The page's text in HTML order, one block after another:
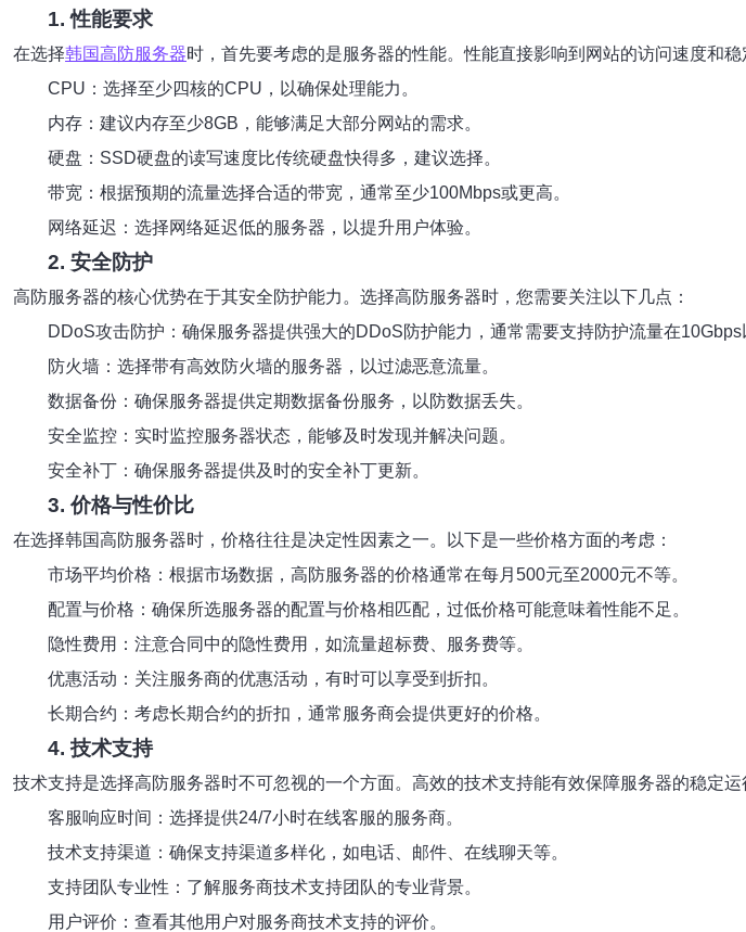
1. 性能要求
在选择韩国高防服务器时，首先要考虑的是服务器的性能。性能直接影响到网站的访问速度和稳
CPU：选择至少四核的CPU，以确保处理能力。
内存：建议内存至少8GB，能够满足大部分网站的需求。
硬盘：SSD硬盘的读写速度比传统硬盘快得多，建议选择。
带宽：根据预期的流量选择合适的带宽，通常至少100Mbps或更高。
网络延迟：选择网络延迟低的服务器，以提升用户体验。
2. 安全防护
高防服务器的核心优势在于其安全防护能力。选择高防服务器时，您需要关注以下几点：
DDoS攻击防护：确保服务器提供强大的DDoS防护能力，通常需要支持防护流量在10Gbps
防火墙：选择带有高效防火墙的服务器，以过滤恶意流量。
数据备份：确保服务器提供定期数据备份服务，以防数据丢失。
安全监控：实时监控服务器状态，能够及时发现并解决问题。
安全补丁：确保服务器提供及时的安全补丁更新。
3. 价格与性价比
在选择韩国高防服务器时，价格往往是决定性因素之一。以下是一些价格方面的考虑：
市场平均价格：根据市场数据，高防服务器的价格通常在每月500元至2000元不等。
配置与价格：确保所选服务器的配置与价格相匹配，过低价格可能意味着性能不足。
隐性费用：注意合同中的隐性费用，如流量超标费、服务费等。
优惠活动：关注服务商的优惠活动，有时可以享受到折扣。
长期合约：考虑长期合约的折扣，通常服务商会提供更好的价格。
4. 技术支持
技术支持是选择高防服务器时不可忽视的一个方面。高效的技术支持能有效保障服务器的稳定运
客服响应时间：选择提供24/7小时在线客服的服务商。
技术支持渠道：确保支持渠道多样化，如电话、邮件、在线聊天等。
支持团队专业性：了解服务商技术支持团队的专业背景。
用户评价：查看其他用户对服务商技术支持的评价。